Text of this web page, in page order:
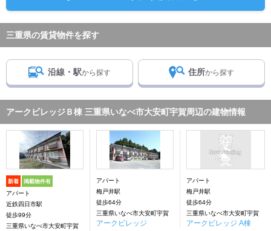
三重県の賃貸物件を探す
沿線・駅から探す 住所から探す
アークビレッジＢ棟 三重県いなべ市大安町宇賀周辺の建物情報
新着 掲載物件有
アパート
近鉄四日市駅
徒歩99分
三重県いなべ市大安町宇賀
アパート
梅戸井駅
徒歩64分
三重県いなべ市大安町宇賀
アークビレッジ
アパート
梅戸井駅
徒歩64分
三重県いなべ市大安町宇賀
アークビレッジ A棟